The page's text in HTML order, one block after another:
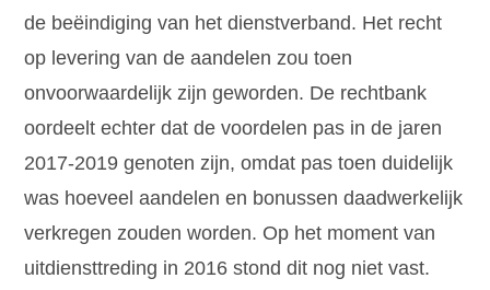
de beëindiging van het dienstverband. Het recht
op levering van de aandelen zou toen
onvoorwaardelijk zijn geworden. De rechtbank
oordeelt echter dat de voordelen pas in de jaren
2017-2019 genoten zijn, omdat pas toen duidelijk
was hoeveel aandelen en bonussen daadwerkelijk
verkregen zouden worden. Op het moment van
uitdiensttreding in 2016 stond dit nog niet vast.